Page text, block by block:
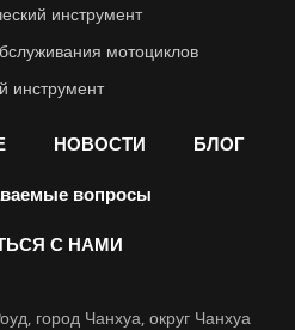
инструмент
мотоциклов
инструмент
НОВОСТИ БЛОГ
вопросы
С НАМИ
город Чанхуа, округ Чанхуа